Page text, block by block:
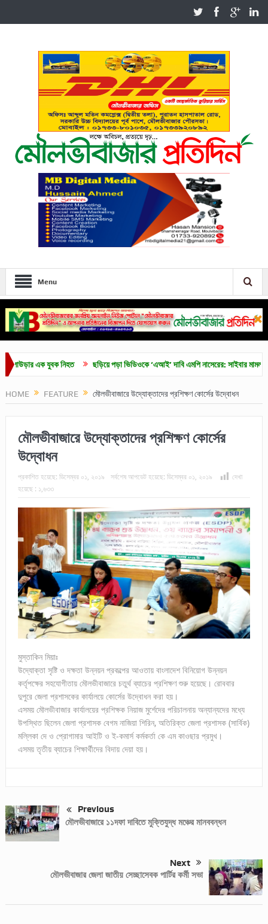
Menu
এক যুবক নিহত ছড়িয়ে পড়া ভিডিওকে ‘এআই’ দাবি এমপি নাসেরের: সাইবার মামলায়
HOME FEATURE মৌলভীবাজারে উদ্যোক্তাদের প্রশিক্ষণ কোর্সের উদ্বোধন
মৌলভীবাজারে উদ্যোক্তাদের প্রশিক্ষণ কোর্সের
উদ্বোধন
প্রকাশিত হয়েছে: ডিসেম্বর ০১, ২০১৯ সর্বশেষ আপডেট হয়েছে: ডিসেম্বর ০১, ২০১৯
দেখা
হয়েছে : ১,৬৩৩
মুস্তাকিন মিয়াঃ
উদ্যোক্তা সৃষ্টি ও দক্ষতা উন্নয়ন প্রকল্পের আওতায় বাংলাদেশ বিনিয়োগ উন্নয়ন
কর্তৃপক্ষের সহযোগীতায় মৌলভীবাজারে চতুর্থ ব্যাচের প্রশিক্ষণ শুরু হয়েছে। রোববার
দুপুরে জেলা প্রশাসকের কার্যালয়ে কোর্সের উদ্বোধন করা হয়।
এসময় মৌলভীবাজার কার্যালয়ের প্রশিক্ষক নিয়াজ মুর্শেদের পরিচালনায় অন্যান্যদের মধ্যে
উপস্থিত ছিলেন জেলা প্রশাসক বেগম নাজিয়া শিরিন, অতিরিক্ত জেলা প্রশাসক (সার্বিক)
মল্লিকা দে ও প্রোগামার আইটি ও ই-কমার্স কর্মকর্তা কে এম কাওছার প্রমুখ।
এসময় তৃতীয় ব্যাচের শিক্ষার্থীদের বিদায় দেয়া হয়।
Previous
মৌলভীবাজারে ১১দফা দাবিতে মুক্তিযুদ্ধ মঞ্চের মানববন্ধন
Next
মৌলভীবাজার জেলা জাতীয় সেচ্ছাসেবক পার্টির কর্মী সভা